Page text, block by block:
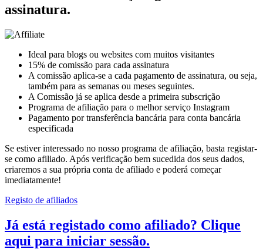
assinatura.
Ideal para blogs ou websites com muitos visitantes
15% de comissão para cada assinatura
A comissão aplica-se a cada pagamento de assinatura, ou seja,
também para as semanas ou meses seguintes.
A Comissão já se aplica desde a primeira subscrição
Programa de afiliação para o melhor serviço Instagram
Pagamento por transferência bancária para conta bancária
especificada
Se estiver interessado no nosso programa de afiliação, basta registar-
se como afiliado. Após verificação bem sucedida dos seus dados,
criaremos a sua própria conta de afiliado e poderá começar
imediatamente!
Registo de afiliados
Já está registado como afiliado? Clique
aqui para iniciar sessão.